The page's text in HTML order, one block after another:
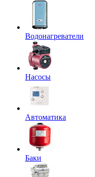
Водонагреватели
Насосы
Автоматика
Баки